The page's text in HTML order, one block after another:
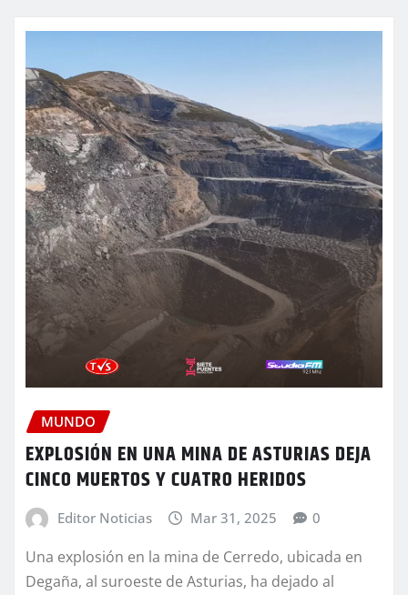
MUNDO
EXPLOSIÓN EN UNA MINA DE ASTURIAS DEJA
CINCO MUERTOS Y CUATRO HERIDOS
Editor Noticias Mar 31, 2025 0
Una explosión en la mina de Cerredo, ubicada en
Degaña, al suroeste de Asturias, ha dejado al